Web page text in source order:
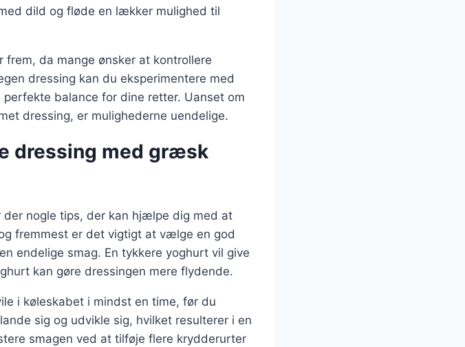
dild og fløde en lækker mulighed til
da mange ønsker at kontrollere
dressing kan du eksperimentere med
balance for dine retter. Uanset om
dressing, er mulighederne uendelige.
dressing med græsk
nogle tips, der kan hjælpe dig med at
fremmest er det vigtigt at vælge en god
endelige smag. En tykkere yoghurt vil give
kan gøre dressingen mere flydende.
i køleskabet i mindst en time, før du
sig og udvikle sig, hvilket resulterer i en
smagen ved at tilføje flere krydderurter